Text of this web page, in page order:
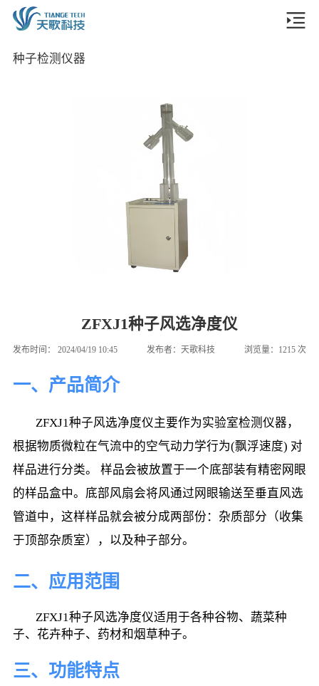
种子检测仪器
ZFXJ1种子风选净度仪
发布时间： 2024/04/19 10:45 发布者： 天歌科技 浏览量： 1215 次
一、产品简介
根据物质微粒在气流中的空气动力学行为(飘浮速度) 对
样品进行分类。 样品会被放置于一个底部装有精密网眼
的样品盒中。底部风扇会将风通过网眼输送至垂直风选
管道中，这样样品就会被分成两部份：杂质部分（收集
于顶部杂质室），以及种子部分。
二、应用范围
子、花卉种子、药材和烟草种子。
三、功能特点